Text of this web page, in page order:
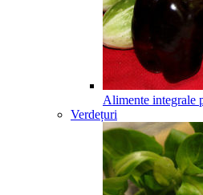
Alimente integrale
Verdețuri